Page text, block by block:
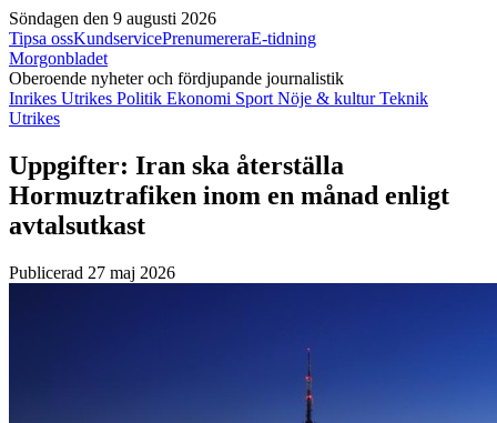
Söndagen den 9 augusti 2026
Tipsa ossKundservicePrenumereraE-tidning
Morgonbladet
Oberoende nyheter och fördjupande journalistik
Inrikes Utrikes Politik Ekonomi Sport Nöje & kulturTeknik
Utrikes
Uppgifter: Iran ska återställa
Hormuztrafiken inom en månad enligt
avtalsutkast
Publicerad 27 maj 2026